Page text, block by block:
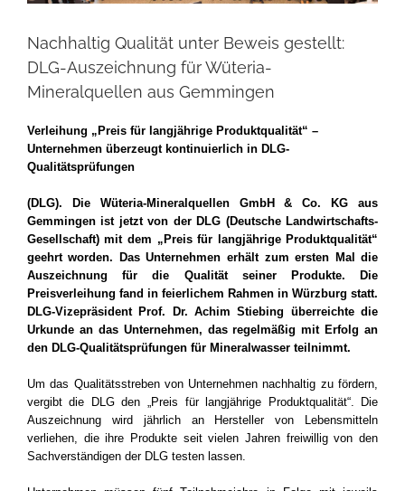
Nachhaltig Qualität unter Beweis gestellt:
DLG-Auszeichnung für Wüteria-
Mineralquellen aus Gemmingen
Verleihung „Preis für langjährige Produktqualität“ –
Unternehmen überzeugt kontinuierlich in DLG-
Qualitätsprüfungen
(DLG). Die Wüteria-Mineralquellen GmbH & Co. KG aus
Gemmingenist jetzt von der DLG (Deutsche Landwirtschafts-
Gesellschaft) mit dem „Preis für langjährige Produktqualität“
geehrt worden. Das Unternehmen erhält zumersten Mal die
Auszeichnung für die Qualität seiner Produkte. Die
Preisverleihung fand in feierlichem Rahmen in Würzburg statt.
DLG-Vizepräsident Prof. Dr. Achim Stiebing überreichte die
Urkunde an das Unternehmen, das regelmäßig mit Erfolg an
den DLG-Qualitätsprüfungen für Mineralwasser teilnimmt.
Um das Qualitätsstreben von Unternehmen nachhaltig zu fördern,
vergibt die DLG den „Preis für langjährige Produktqualität“. Die
Auszeichnung wird jährlich an Hersteller von Lebensmitteln
verliehen, die ihre Produkte seit vielen Jahren freiwillig von den
Sachverständigen der DLG testen lassen.